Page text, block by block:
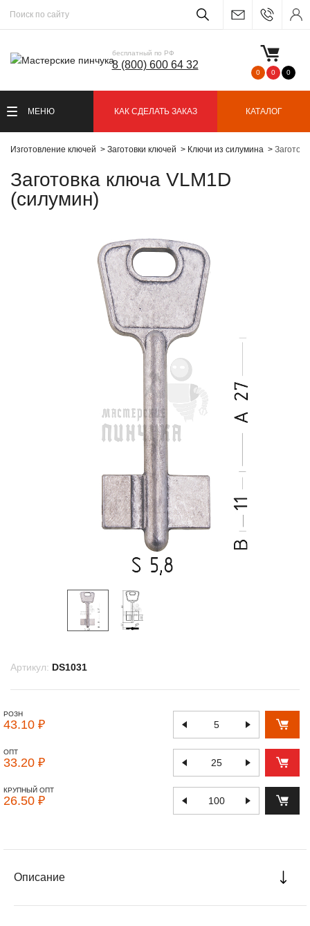
бесплатный по РФ
8 (800) 600 64 32
0 0 0
МЕНЮ КАК СДЕЛАТЬ ЗАКАЗ КАТАЛОГ
Изготовление ключей Заготовки ключей Ключи из силумина
Заготовка ключа VLM1D
(силумин)
Артикул: DS1031
РОЗН
43.10 ₽
ОПТ
33.20 ₽
КРУПНЫЙ ОПТ
26.50 ₽
Описание